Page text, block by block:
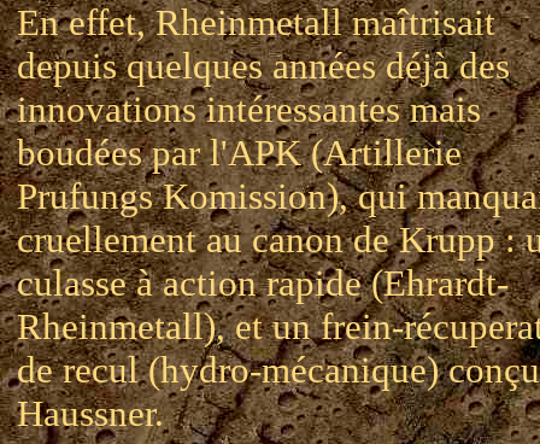
En effet, Rheinmetall maîtrisait
depuis quelques années déjà des
innovations intéressantes mais
boudées par l'APK (Artillerie
Prufungs Komission), qui
cruellement au canon de Krupp :
culasse à action rapide (Ehrardt-
Rheinmetall), et un frein-
de recul (hydro-mécanique)
Haussner.